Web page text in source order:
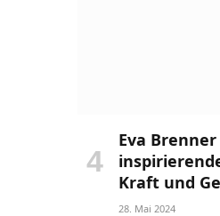
Eva
Kraft und
28. Mai 2024